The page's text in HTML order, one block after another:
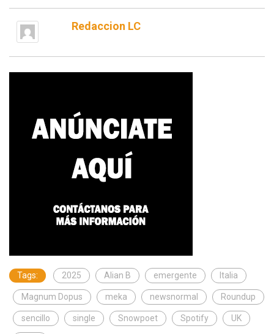
Redaccion LC
Tags: 2025 Alian B emergente Italia
Magnum Dopus meka newsnormal Roundup
sencillo single Snowpoet Spotify UK